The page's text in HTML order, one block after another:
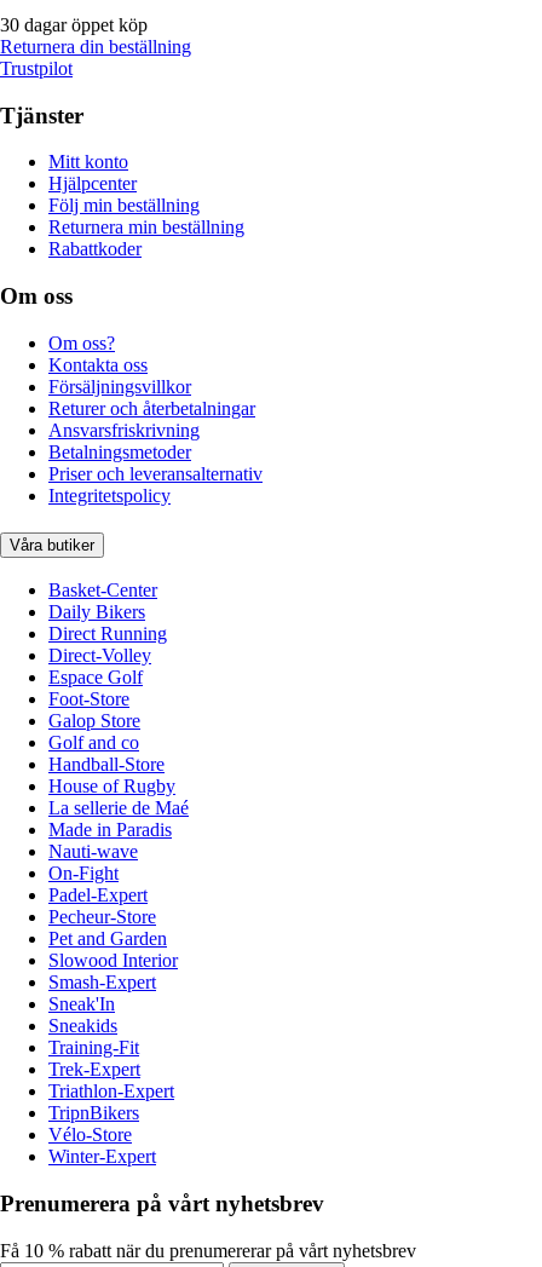
30 dagar öppet köp
Returnera din beställning
Trustpilot
Tjänster
Mitt konto
Hjälpcenter
Följ min beställning
Returnera min beställning
Rabattkoder
Om oss
Om oss?
Kontakta oss
Försäljningsvillkor
Returer och återbetalningar
Ansvarsfriskrivning
Betalningsmetoder
Priser och leveransalternativ
Integritetspolicy
Våra butiker
Basket-Center
Daily Bikers
Direct Running
Direct-Volley
Espace Golf
Foot-Store
Galop Store
Golf and co
Handball-Store
House of Rugby
La sellerie de Maé
Made in Paradis
Nauti-wave
On-Fight
Padel-Expert
Pecheur-Store
Pet and Garden
Slowood Interior
Smash-Expert
Sneak'In
Sneakids
Training-Fit
Trek-Expert
Triathlon-Expert
TripnBikers
Vélo-Store
Winter-Expert
Prenumerera på vårt nyhetsbrev
Få 10 % rabatt när du prenumererar på vårt nyhetsbrev